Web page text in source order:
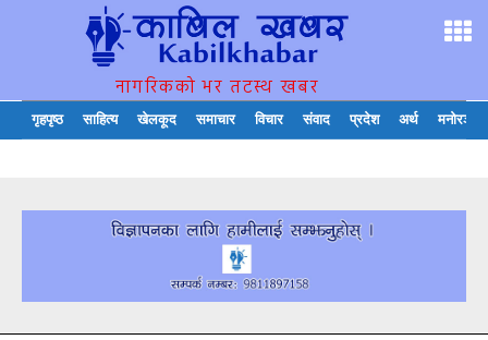
नागरिकको भर तटस्थ खबर
गृहपृष्ठ साहित्य खेलकूद समाचार विचार संवाद प्रदेश अर्थ मनोरञ्जन